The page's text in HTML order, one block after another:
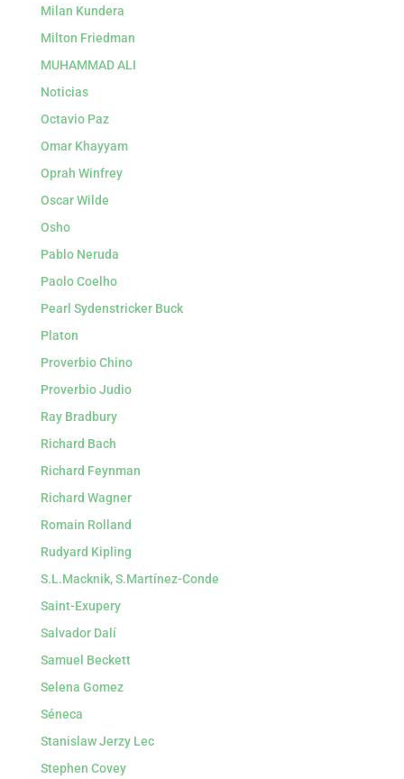
Milan Kundera
Milton Friedman
MUHAMMAD ALI
Noticias
Octavio Paz
Omar Khayyam
Oprah Winfrey
Oscar Wilde
Osho
Pablo Neruda
Paolo Coelho
Pearl Sydenstricker Buck
Platon
Proverbio Chino
Proverbio Judio
Ray Bradbury
Richard Bach
Richard Feynman
Richard Wagner
Romain Rolland
Rudyard Kipling
S.L.Macknik, S.Martínez-Conde
Saint-Exupery
Salvador Dalí
Samuel Beckett
Selena Gomez
Séneca
Stanislaw Jerzy Lec
Stephen Covey